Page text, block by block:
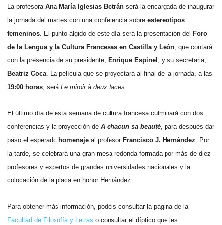
La profesora Ana María Iglesias Botrán será la encargada de inaugurar
la jornada del martes con una conferencia sobre estereotipos
femeninos. El punto álgido de este día será la presentación del Foro
de la Lengua y la Cultura Francesas en Castilla y León, que contará
con la presencia de su presidente, Enrique Espinel , y su secretaria,
Beatriz Coca. La película que se proyectará al final de la jornada, a las
19:00 horas, será Le miroir à deux faces.
El último día de esta semana de cultura francesa culminará con dos
conferencias y la proyección de A chacun sa beauté, para después dar
paso el esperado homenaje al profesor Francisco J. Hernández. Por
la tarde, se celebrará una gran mesa redonda formada por más de diez
profesores y expertos de grandes universidades nacionales y la
colocación de la placa en honor Hernández.
Para obtener más información, podéis consultar la página de la
Facultad de Filosofía y Letras o consultar el díptico que les